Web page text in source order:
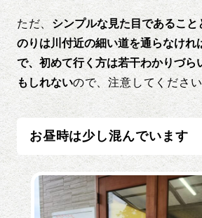
ただ、 シンプルな見た目であること
のりは川付近の細い道を通らなけれ
で、初めて行く方は若干わかりづら
もしれないので、注意してくださ
お昼時は少し混んでいます